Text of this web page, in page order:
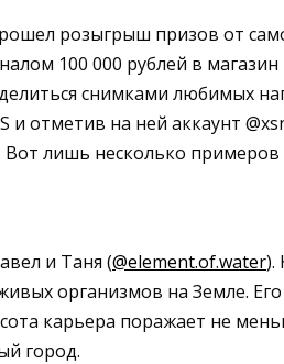
розыгрыш призов от
100 000 рублей в
снимками любимых
отметив на ней аккаунт
лишь несколько примеров
и Таня (@element.of.water).
организмов на Земле.
карьера поражает не
город.